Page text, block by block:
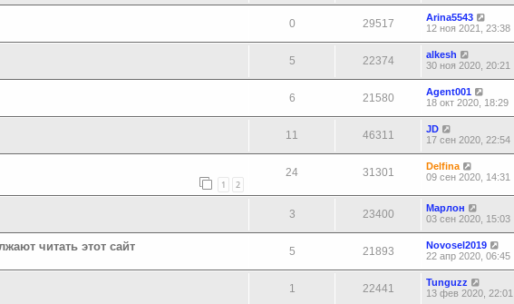
0 29517
Arina5543
12 ноя 2021, 23:38
5 22374
alkesh
30 ноя 2020, 20:21
6 21580
Agent001
18 окт 2020, 18:29
11 46311
JD
17 сен 2020, 22:54
1 2
24 31301
Delfina
09 сен 2020, 14:31
3 23400
Марлон
03 сен 2020, 15:03
читать этот сайт 5 21893
Novosel2019
22 апр 2020, 06:45
1 22441
Tunguzz
13 фев 2020, 22:01